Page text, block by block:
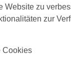
und die Schulen
lernen, lehren und
Herr, erbarme dich.
Website zu
zur
Cookies